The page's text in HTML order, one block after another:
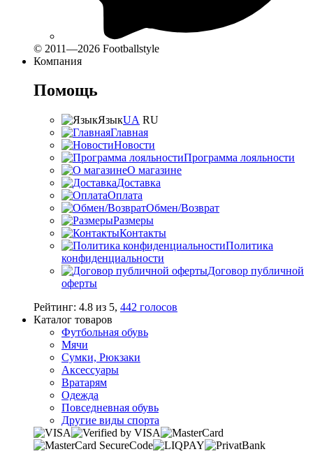
© 2011—2026 Footballstyle
Компания
Помощь
ЯзыкUA RU
Главная
Новости
Программа лояльности
О магазине
Доставка
Оплата
Обмен/Возврат
Размеры
Контакты
Политика
конфиденциальности
Договор публичной
оферты
Рейтинг: 4.8 из 5, 442 голосов
Каталог товаров
Футбольная обувь
Мячи
Сумки, Рюкзаки
Аксессуары
Вратарям
Одежда
Повседневная обувь
Другие виды спорта